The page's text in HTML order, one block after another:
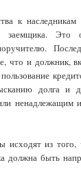
к наследникам
Это
что и должник,
долга и
ненадлежащим
из того,
должна быть